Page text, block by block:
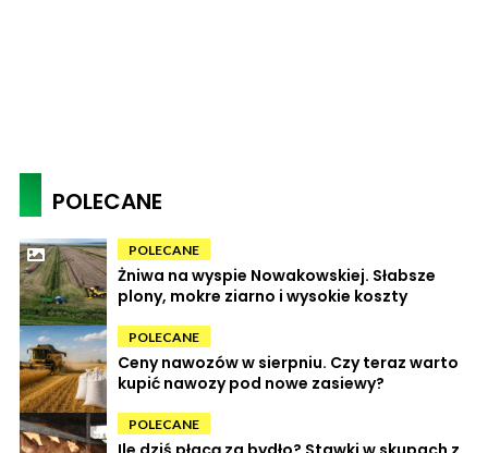
POLECANE
POLECANE
Żniwa na wyspie Nowakowskiej. Słabsze
plony, mokre ziarno i wysokie koszty
POLECANE
Ceny nawozów w sierpniu. Czy teraz warto
kupić nawozy pod nowe zasiewy?
POLECANE